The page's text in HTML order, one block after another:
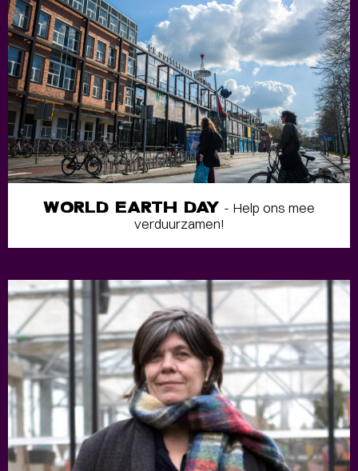
WORLD EARTH DAY - Help ons mee
verduurzamen!